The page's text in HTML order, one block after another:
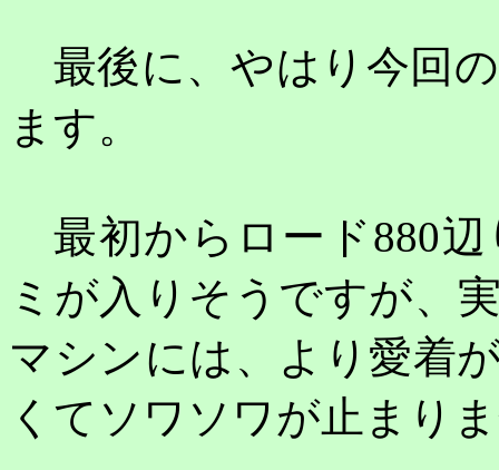
最後に、やはり今回
ます。
最初からロード880辺
ミが入りそうですが、
マシンには、より愛着
くてソワソワが止まり